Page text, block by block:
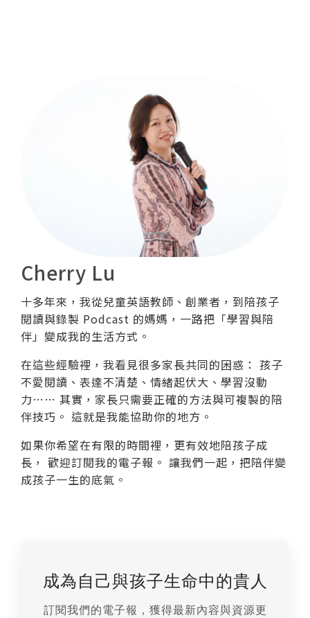
Cherry Lu
十多年來，我從兒童英語教師、創業者，到陪孩子
閱讀與錄製 Podcast 的媽媽，一路把「學習與陪
伴」變成我的生活方式。
在這些經驗裡，我看見很多家長共同的困惑： 孩子
不愛閱讀、表達不清楚、情緒起伏大、學習沒動
力…… 其實，家長只需要正確的方法與可複製的陪
伴技巧。 這就是我能協助你的地方。
如果你希望在有限的時間裡，更有效地陪孩子成
長， 歡迎訂閱我的電子報。 讓我們一起，把陪伴變
成孩子一生的底氣。
成為自己與孩子生命中的貴人
訂閱我們的電子報，獲得最新內容與資源更